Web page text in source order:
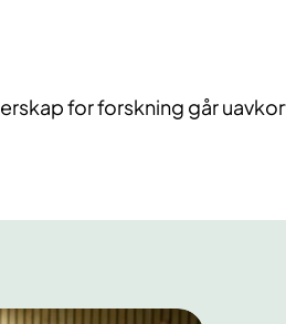
for forskning går